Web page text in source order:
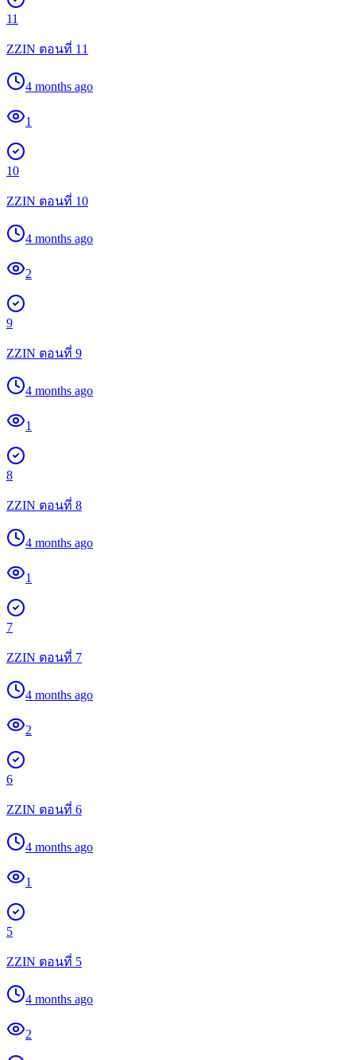
11
ZZIN ตอนที่ 11
4 months ago
1
10
ZZIN ตอนที่ 10
4 months ago
2
9
ZZIN ตอนที่ 9
4 months ago
1
8
ZZIN ตอนที่ 8
4 months ago
1
7
ZZIN ตอนที่ 7
4 months ago
2
6
ZZIN ตอนที่ 6
4 months ago
1
5
ZZIN ตอนที่ 5
4 months ago
2